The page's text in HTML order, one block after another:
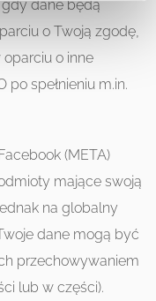
dane będą
o Twoją zgodę,
o inne
po spełnieniu m.in.
(META)
mające swoją
na globalny
dane mogą być
przechowywaniem
lub w części).